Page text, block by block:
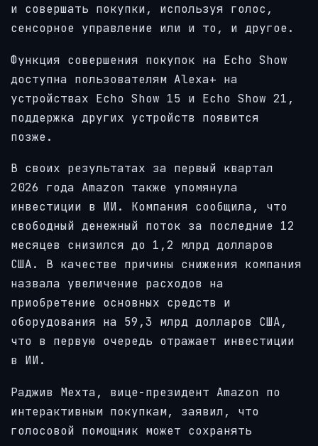
и совершать покупки, используя голос,
сенсорное управление или и то, и другое.
Функция совершения покупок на Echo Show
доступна пользователям Alexa+ на
устройствах Echo Show 15 и Echo Show 21,
поддержка других устройств появится
позже.
В своих результатах за первый квартал
2026 года Amazon также упомянула
инвестиции в ИИ. Компания сообщила, что
свободный денежный поток за последние 12
месяцев снизился до 1,2 млрд долларов
США. В качестве причины снижения компания
назвала увеличение расходов на
приобретение основных средств и
оборудования на 59,3 млрд долларов США,
что в первую очередь отражает инвестиции
в ИИ.
Раджив Мехта, вице-президент Amazon по
интерактивным покупкам, заявил, что
голосовой помощник может сохранять